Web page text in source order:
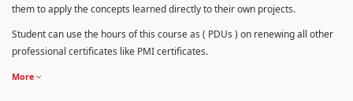
them to apply the concepts learned directly to their own projects.
Student can use the hours of this course as ( PDUs ) on renewing all other
professional certificates like PMI certificates.
More